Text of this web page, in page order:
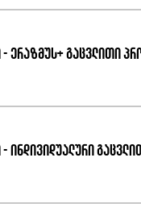
- ერაზმუს+ გაცვლითი
ინდივიდუალური